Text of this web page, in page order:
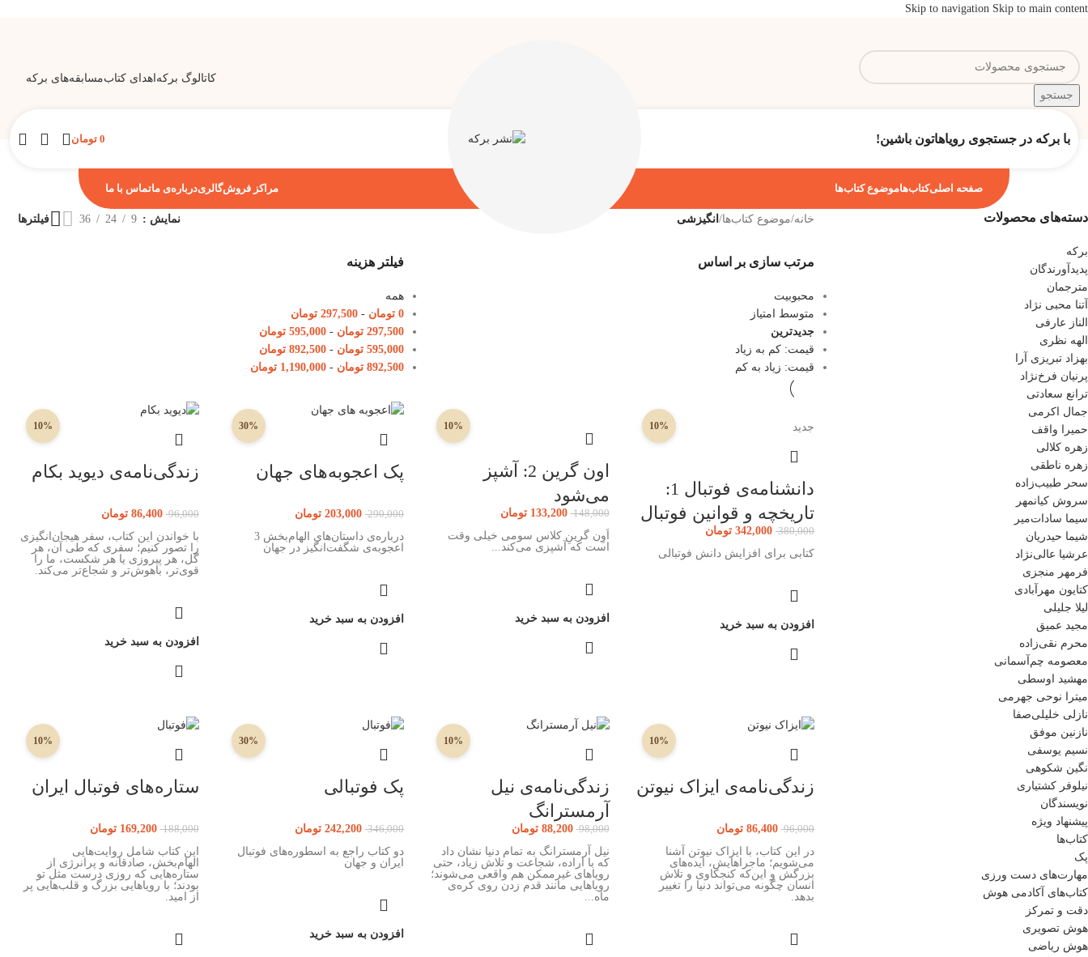
Skip to navigation Skip to main content
جستجو
کاتالوگ برکه اهدای کتابمسابقه‌های برکه
با برکه در جستجوی رویاهاتون باشین! 0 تومان
صفحه اصلیکتاب‌هاموضوع کتاب‌ها مراکز فروشگالریدرباره‌ی ماتماس با ما
دسته‌های محصولات
برکه
پدیدآورندگان
مترجمان
آتنا محبی نژاد
الناز عارفی
الهه نظری
بهزاد تبریزی آرا
پرنیان فرخ‌نژاد
ترانع سعادتی
جمال اکرمی
حمیرا واقف
زهره کلالی
زهره ناطقی
سحر طبیب‌زاده
سروش کیانمهر
سیما سادات‌میر
شیما حیدریان
عرشیا عالی‌نژاد
فرمهر منجزی
کتایون مهرآبادی
لیلا جلیلی
مجید عمیق
محرم نقی‌زاده
معصومه چم‌آسمانی
مهشید اوسطی
میترا نوحی جهرمی
نازلی خلیلی‌صفا
نازنین موفق
نسیم یوسفی
نگین شکوهی
نیلوفر کشتیاری
نویسندگان
پیشنهاد ویژه
کتاب‌ها
پک
مهارت‌های دست ورزی
کتاب‌های آکادمی هوش
دقت و تمرکز
هوش تصویری
هوش ریاضی
خانه/موضوع کتاب‌ها/انگیزشی نمایش 9
24
36 فیلترها
مرتب سازی بر اساس
محبوبیت
متوسط امتیاز
جدیدترین
قیمت: کم به زیاد
قیمت: زیاد به کم
فیلتر هزینه
همه
0 تومان -
297,500 تومان
297,500 تومان -
595,000 تومان
595,000 تومان -
892,500 تومان
892,500 تومان -
1,190,000 تومان
جدید 10%
دانشنامه‌ی فوتبال 1:
تاریخچه و قوانین فوتبال
380,000
342,000 تومان
کتابی برای افزایش دانش فوتبالی
افزودن به سبد خرید
10%
اون گرین 2: آشپز
می‌شود
148,000
133,200 تومان
اَوِن گرینِ کلاس سومی خیلی وقت
است که آشپزی می‌کند...
افزودن به سبد خرید
30%
پک اعجوبه‌های جهان
290,000
203,000 تومان
درباره‌ی داستان‌های الهام‌بخش 3
اعجوبه‌ی شگفت‌انگیز در جهان
افزودن به سبد خرید
10%
زندگی‌نامه‌ی دیوید بکام
96,000
86,400 تومان
با خواندن این کتاب، سفر هیجان‌انگیزی
را تصور کنیم؛ سفری که طی آن، هر
گل، هر پیروزی یا هر شکست، ما را
قوی‌تر، باهوش‌تر و شجاع‌تر می‌کند‌.
افزودن به سبد خرید
10%
زندگی‌نامه‌ی ایزاک نیوتن
96,000
86,400 تومان
در این کتاب، با ایزاک نیوتن آشنا
می‌شویم؛ ماجراهایش، ایده‌های
بزرگش و این‌که کنجکاوی و تلاش
انسان چگونه می‌تواند دنیا را تغییر
بدهد.
10%
زندگی‌نامه‌ی نیل
آرمسترانگ
98,000
88,200 تومان
نیل آرمسترانگ به تمام دنیا نشان داد
که با اراده، شجاعت و تلاش زیاد، حتی
رویاهای غیرممکن هم واقعی می‌شوند؛
رویاهایی مانند قدم زدن روی کره‌ی
ماه...
30%
پک فوتبالی
346,000
242,200 تومان
دو کتاب راجع به اسطوره‎‌های فوتبال
ایران و جهان
افزودن به سبد خرید
10%
ستاره‎‌های فوتبال ایران
188,000
169,200 تومان
این کتاب شامل روایت‌هایی
الهام‌بخش، صادقانه و پرانرژی از
ستاره‌هایی که روزی درست مثل تو
بودند؛ با رویاهایی بزرگ و قلب‌هایی پر
از امید.